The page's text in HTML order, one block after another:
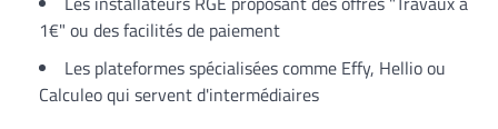
1€" ou des facilités de paiement
Les plateformes spécialisées comme Effy, Hellio ou
Calculeo qui servent d'intermédiaires